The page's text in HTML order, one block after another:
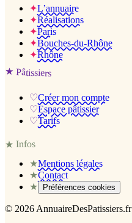
✦L’annuaire
✦Réalisations
✦Paris
✦Bouches-du-Rhône
✦Rhône
★ Pâtissiers
♡Créer mon compte
♡Espace pâtissier
♡Tarifs
★Infos
★Mentions légales
★Contact
★
Préférences cookies
© 2026 AnnuaireDesPatissiers.fr